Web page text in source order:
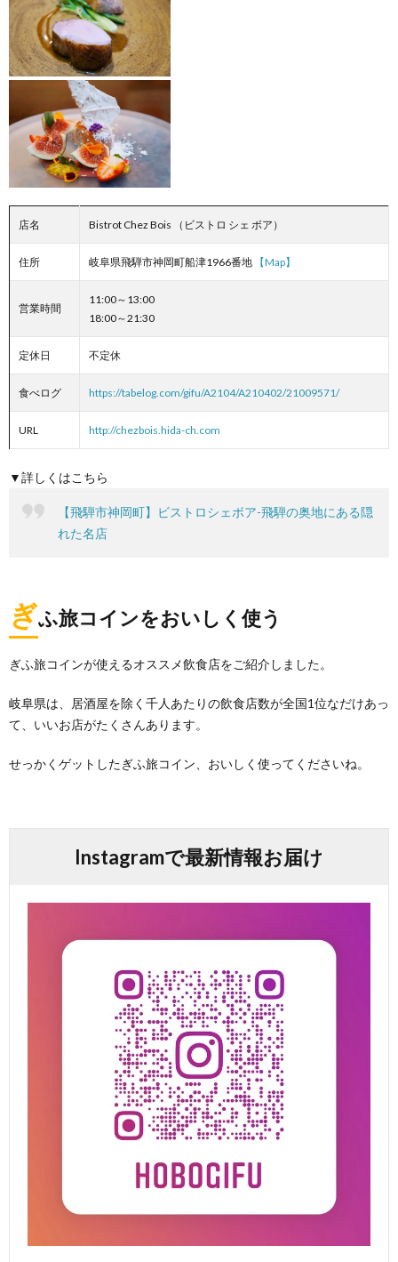
店名 Bistrot Chez Bois （ビストロ シェ ボア）
住所 岐阜県飛騨市神岡町船津1966番地 【Map】
営業時間
11:00～13:00
18:00～21:30
定休日 不定休
食べログ https://tabelog.com/gifu/A2104/A210402/21009571/
URL http://chezbois.hida-ch.com
▼詳しくはこちら
【飛騨市神岡町】ビストロシェボア-飛騨の奥地にある隠
れた名店
ぎふ旅コインをおいしく使う
ぎふ旅コインが使えるオススメ飲食店をご紹介しました。
岐阜県は、居酒屋を除く千人あたりの飲食店数が全国1位なだけあっ
て、いいお店がたくさんあります。
せっかくゲットしたぎふ旅コイン、おいしく使ってくださいね。
Instagramで最新情報お届け